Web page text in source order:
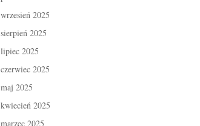
wrzesień 2025
sierpień 2025
lipiec 2025
czerwiec 2025
maj 2025
kwiecień 2025
marzec 2025